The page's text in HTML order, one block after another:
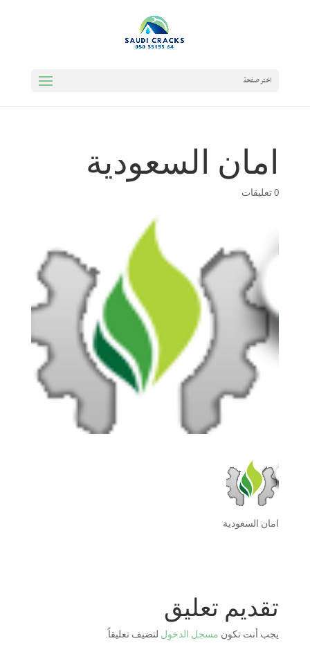
اختر صفحة
امان السعودية0 تعليقات
امان السعودية
تقديم تعليق
يجب أنت تكون مسجل الدخول لتضيف تعليقاً.